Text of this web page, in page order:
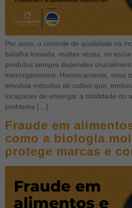
Por anos, o controle de qualidade na
batalha travada, muitas vezes, no
produtos sempre dependeu
microrganismos. Historicamente, essa
envolvia métodos de cultivo que,
incapazes de enxergar a totalidade do
problema […]
Fraude em
como a biologia
protege marcas e